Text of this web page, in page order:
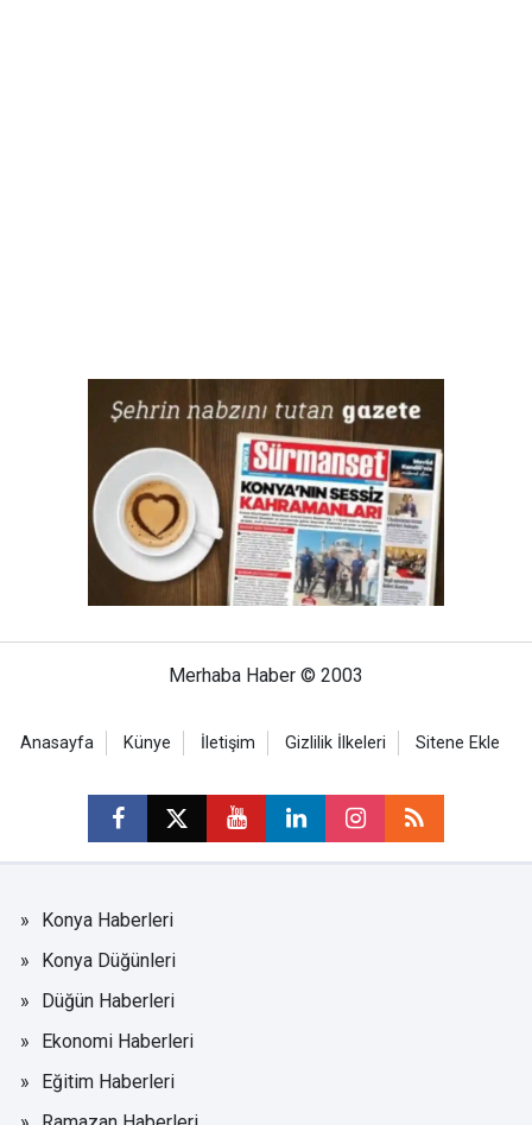
Merhaba Haber © 2003
Anasayfa Künye İletişim Gizlilik İlkeleri Sitene Ekle
Konya Haberleri
Konya Düğünleri
Düğün Haberleri
Ekonomi Haberleri
Eğitim Haberleri